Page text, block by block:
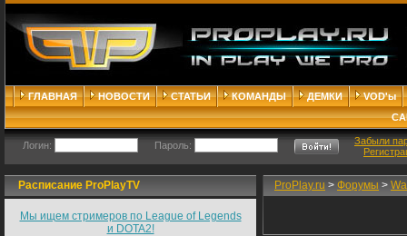
ГЛАВНАЯ НОВОСТИ СТАТЬИ КОМАНДЫ ДЕМКИ
VOD'ы
Логин: Пароль:
Забыли
Расписание ProPlayTV
Мы ищем стримеров по League of Legends
и DOTA2!
ProPlay.ru > Форумы >